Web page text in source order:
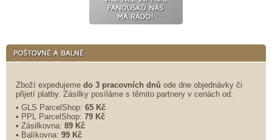
Zboží expedujeme do 3 pracovních dnů ode dne objednávky či
přijetí platby. Zásilky posíláme s těmito partnery v cenách od:
• GLS ParcelShop: 65 Kč
• PPL ParcelShop: 79 Kč
• Zásilkovna: 89 Kč
• Balíkovna: 99 Kč